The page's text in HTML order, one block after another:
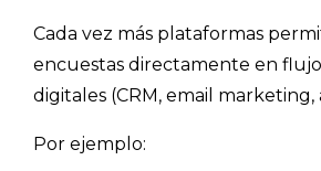
Cada vez más plataformas
encuestas directamente en
digitales (CRM, email marketing,
Por ejemplo: